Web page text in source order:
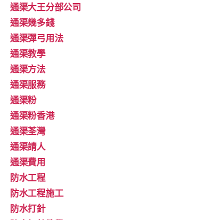
通渠大王分部公司
通渠幾多錢
通渠彈弓用法
通渠教學
通渠方法
通渠服務
通渠粉
通渠粉香港
通渠荃灣
通渠請人
通渠費用
防水工程
防水工程施工
防水打針